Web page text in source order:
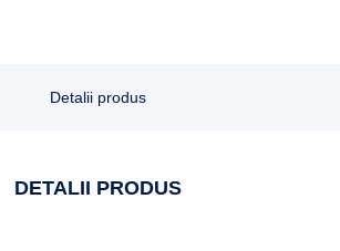
Detalii produs
DETALII PRODUS